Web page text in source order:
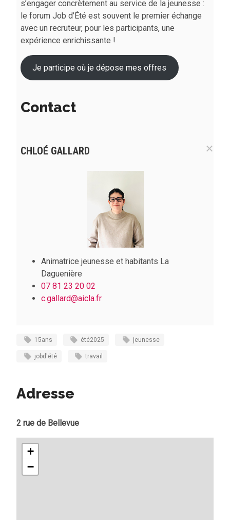
s’engager concrètement au service de la jeunesse :
le forum Job d’Été est souvent le premier échange
avec un recruteur, pour les participants, une
expérience enrichissante !
Je participe où je dépose mes offres
Contact
CHLOÉ GALLARD
Animatrice jeunesse et habitants La
Daguenière
07 81 23 20 02
c.gallard@aicla.fr
15ans été2025 jeunesse
jobd'été travail
Adresse
2 rue de Bellevue
+
−